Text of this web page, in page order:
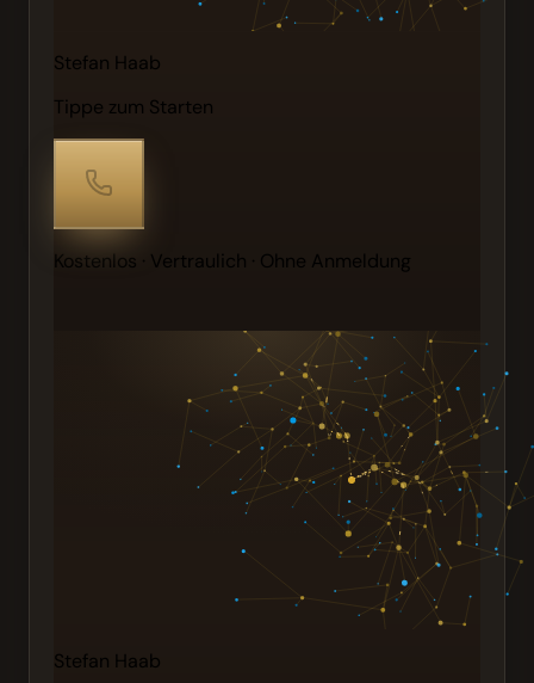
Stefan Haab
Tippe zum Starten
Kostenlos · Vertraulich · Ohne Anmeldung
Stefan Haab